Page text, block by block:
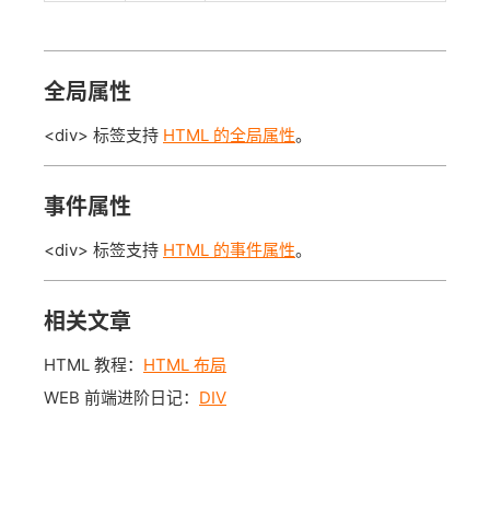
全局属性
<div> 标签支持 HTML 的全局属性。
事件属性
<div> 标签支持 HTML 的事件属性。
相关文章
HTML 教程： HTML 布局
WEB 前端进阶日记： DIV